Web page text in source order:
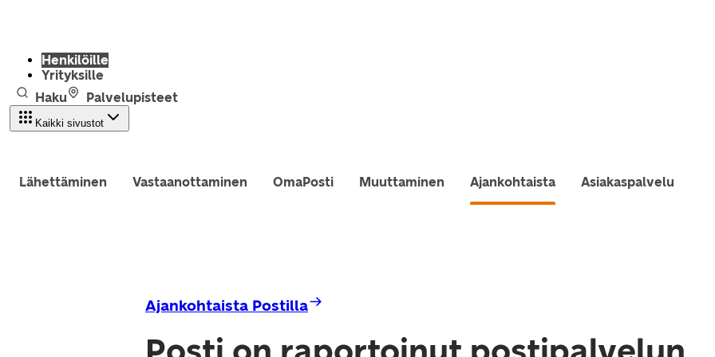
Henkilöille
Yrityksille
Haku
Palvelupisteet
Kaikki sivustot
Lähettäminen Vastaanottaminen OmaPosti Muuttaminen Ajankohtaista Asiakaspalvelu
Ajankohtaista Postilla